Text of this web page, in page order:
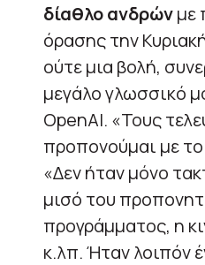
δίαθλο ανδρώνμε
όρασης την
ούτε μια βολή,
μεγάλο γλωσσικό
OpenAI. «Τους
προπονούμαι με
«Δεν ήταν μόνο
μισό του
προγράμματος, η
κ.λπ. Ήταν λοιπόν